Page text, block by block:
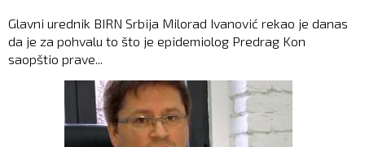
Glavni urednik BIRN Srbija Milorad Ivanović rekao je danas
da je za pohvalu to što je epidemiolog Predrag Kon
saopštio prave...